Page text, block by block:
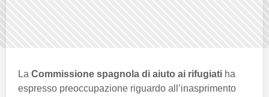
La Commissione spagnola di aiuto ai rifugiati ha
espresso preoccupazione riguardo all’inasprimento